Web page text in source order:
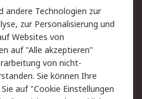
Kontakt
Datenschutz
Zahlungsbedingungen
andere Technologien zur
zur Personalisierung und
Websites von
auf "Alle akzeptieren"
von nicht-
Sie können Ihre
auf "Cookie Einstellungen